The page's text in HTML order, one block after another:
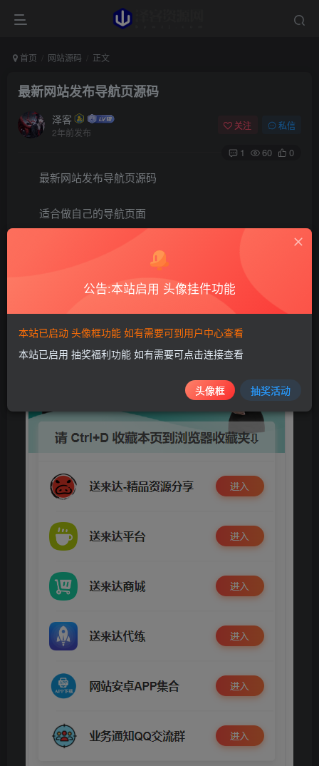
首页 网站源码 正文
最新网站发布导航页源码
泽客
2年前发布
关注 私信
1 60 0
最新网站发布导航页源码
适合做自己的导航页面
源码下载：https://xiaok.lanzoum.com/iLApe1gihlaj
公告:本站启用 头像挂件功能
本站已启动 头像框功能 如有需要可到用户中心查看
本站已启用 抽奖福利功能 如有需要可点击连接查看
头像框 抽奖活动